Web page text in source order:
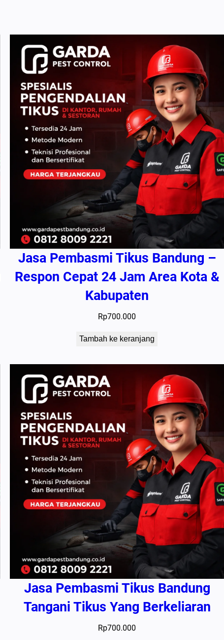
Jasa Pembasmi Tikus Bandung –
Respon Cepat 24 Jam Area Kota &
Kabupaten
Rp700.000
Tambah ke keranjang
Jasa Pembasmi Tikus Bandung
Tangani Tikus Yang Berkeliaran
Rp700.000